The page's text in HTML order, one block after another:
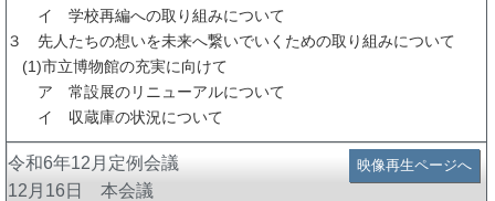
イ 学校再編への取り組みについて
３ 先人たちの想いを未来へ繋いでいくための取り組みについて
(1)市立博物館の充実に向けて
ア 常設展のリニューアルについて
イ 収蔵庫の状況について
映像再生ページへ
令和6年12月定例会議
12月16日 本会議